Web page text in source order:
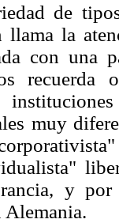
de
llama la
con una
recuerda
muy
y